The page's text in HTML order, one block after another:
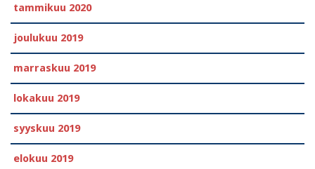
tammikuu 2020
joulukuu 2019
marraskuu 2019
lokakuu 2019
syyskuu 2019
elokuu 2019